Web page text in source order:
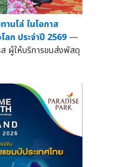
านโล่ ในโอกาส
ลก ประจำปี 2569 —
ผู้ให้บริการขนส่งพัสดุ